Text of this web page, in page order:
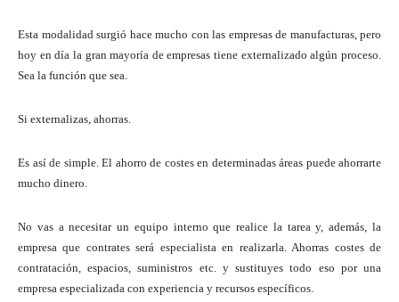
Esta modalidad surgió hace mucho con las empresas de manufacturas, pero
hoy en día la gran mayoría de empresas tiene externalizado algún proceso.
Sea la función que sea.
Si externalizas, ahorras.
Es así de simple. El ahorro de costes en determinadas áreas puede ahorrarte
mucho dinero.
No vas a necesitar un equipo interno que realice la tarea y, además, la
empresa que contrates será especialista en realizarla. Ahorras costes de
contratación, espacios, suministros etc. y sustituyes todo eso por una
empresa especializada con experiencia y recursos específicos.